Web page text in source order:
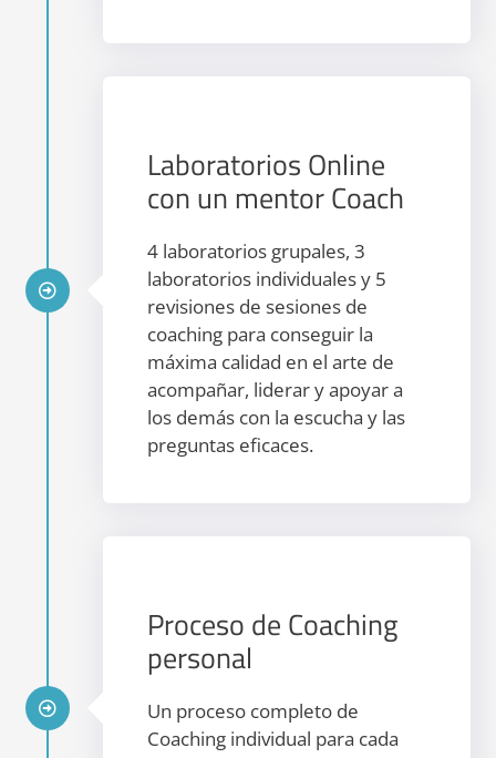
Laboratorios Online
con un mentor Coach
4 laboratorios grupales, 3
laboratorios individuales y 5
revisiones de sesiones de
coaching para conseguir la
máxima calidad en el arte de
acompañar, liderar y apoyar a
los demás con la escucha y las
preguntas eficaces.
Proceso de Coaching
personal
Un proceso completo de
Coaching individual para cada